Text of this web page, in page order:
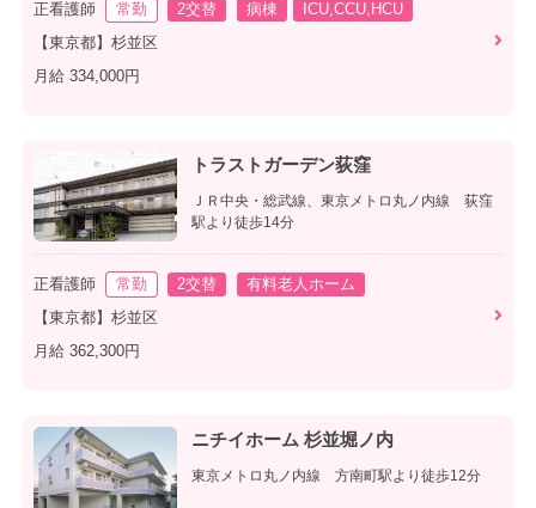
正看護師 常勤 2交替 病棟
ICU,CCU,HCU
【東京都】杉並区
月給 334,000円
トラストガーデン荻窪
ＪＲ中央・総武線、東京メトロ丸ノ内線 荻窪
駅より徒歩14分
正看護師 常勤 2交替
有料老人ホーム
【東京都】杉並区
月給 362,300円
ニチイホーム 杉並堀ノ内
東京メトロ丸ノ内線 方南町駅より徒歩12分